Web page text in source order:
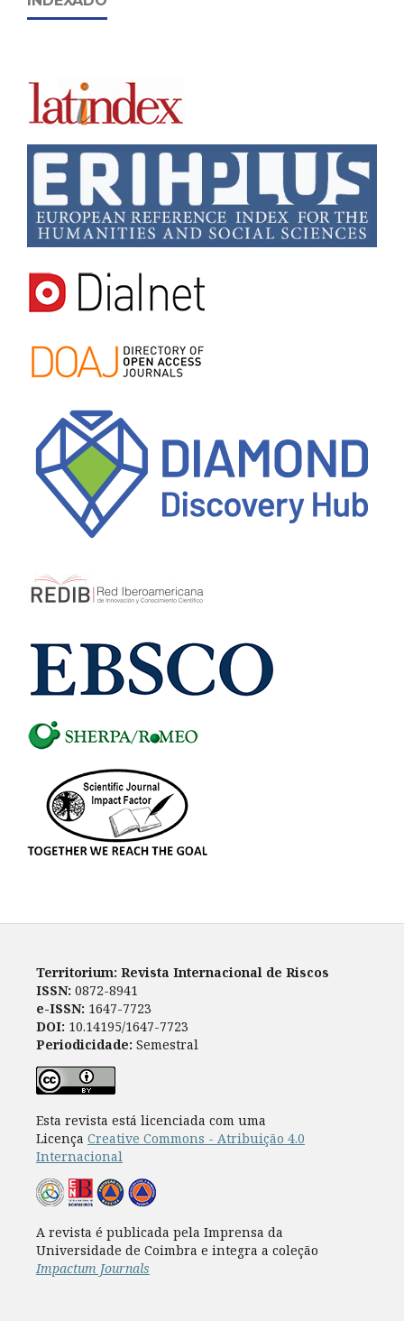
Territorium: Revista Internacional de Riscos
ISSN: 0872-8941
e-ISSN: 1647-7723
DOI: 10.14195/1647-7723
Periodicidade: Semestral
Esta revista está licenciada com uma
Licença Creative Commons - Atribuição 4.0
Internacional
A revista é publicada pela Imprensa da
Universidade de Coimbra e integra a coleção
Impactum Journals